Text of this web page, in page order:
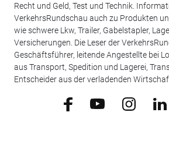
Recht und Geld, Test und Technik.
VerkehrsRundschau auch zu Produkten
wie schwere Lkw, Trailer, Gabelstapler,
Versicherungen. Die Leser der
Geschäftsführer, leitende Angestellte bei
aus Transport, Spedition und Lagerei,
Entscheider aus der verladenden